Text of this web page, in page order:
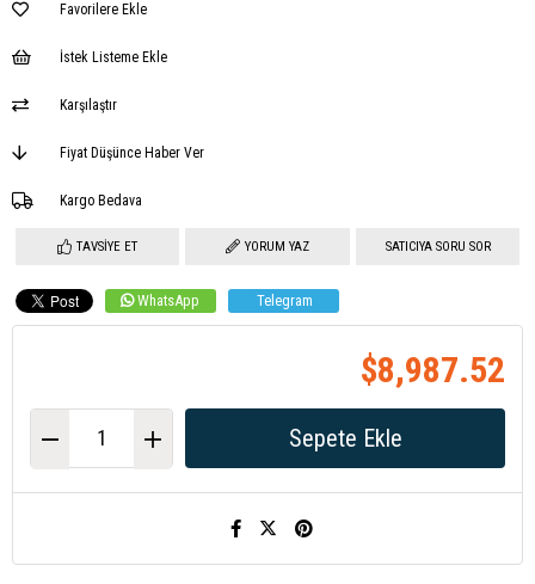
Favorilere Ekle
İstek Listeme Ekle
Karşılaştır
Fiyat Düşünce Haber Ver
Kargo Bedava
TAVSIYE ET YORUM YAZ SATICIYA SORU SOR
WhatsApp Telegram
$8,987.52